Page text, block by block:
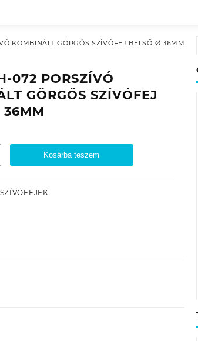
KOMBINÁLT GÖRGŐS SZÍVÓFEJ BELSŐ Ø 36MM
072 PORSZÍVÓ
GÖRGŐS SZÍVÓFEJ
Kosárba teszem